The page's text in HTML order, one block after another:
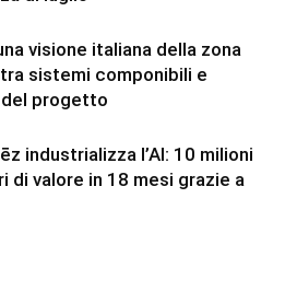
visione italiana della zona
sistemi componibili e
progetto
industrializza l’AI: 10 milioni
di valore in 18 mesi grazie a